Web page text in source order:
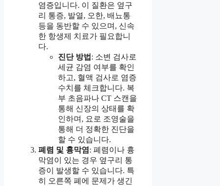
염증입니다. 이 질환은 옆구
리 통증, 발열, 오한, 배뇨통
등을 동반할 수 있으며, 신속
한 항생제 치료가 필요합니
다.
진단 방법 : 소변 검사로
세균 감염 여부를 확인
하고, 혈액 검사로 염증
수치를 체크합니다. 복
부 초음파나 CT 스캔을
통해 신장의 상태를 확
인하며, 요로 조영술을
통해 더 정확한 진단을
할 수 있습니다.
폐렴 및 흉막염 : 폐렴이나 흉
막염이 있는 경우 옆구리 통
증이 발생할 수 있습니다. 특
히 오른쪽 폐에 문제가 생긴